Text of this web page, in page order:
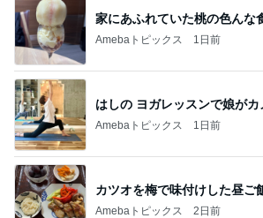
家にあふれていた桃の色んな
Amebaトピックス 1日前
はしの ヨガレッスンで娘がカ
Amebaトピックス 1日前
カツオを梅で味付けした昼ご
Amebaトピックス 2日前